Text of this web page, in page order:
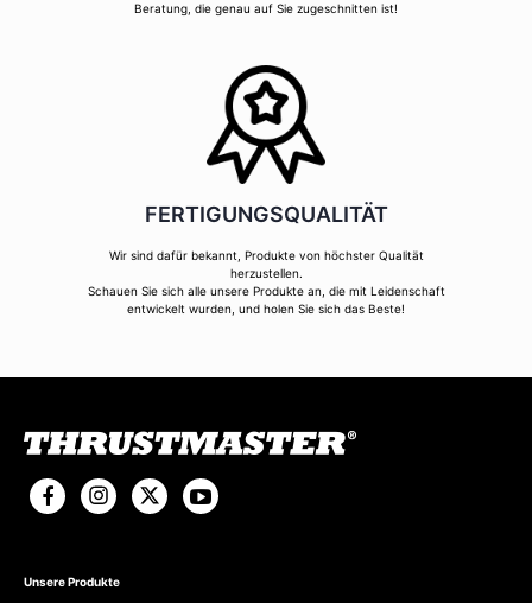
Beratung, die genau auf Sie zugeschnitten ist!
FERTIGUNGSQUALITÄT
Wir sind dafür bekannt, Produkte von höchster Qualität
herzustellen.
Schauen Sie sich alle unsere Produkte an, die mit Leidenschaft
entwickelt wurden, und holen Sie sich das Beste!
Unsere Produkte